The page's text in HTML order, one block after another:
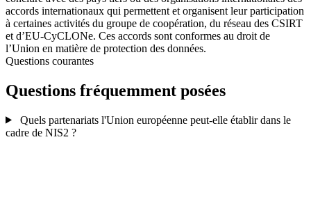
accords internationaux qui permettent et organisent leur participation
à certaines activités du groupe de coopération, du réseau des CSIRT
et d’EU-CyCLONe. Ces accords sont conformes au droit de
l’Union en matière de protection des données.
Questions courantes
Questions fréquemment posées
Quels partenariats l'Union européenne peut-elle établir dans le
cadre de NIS2 ?